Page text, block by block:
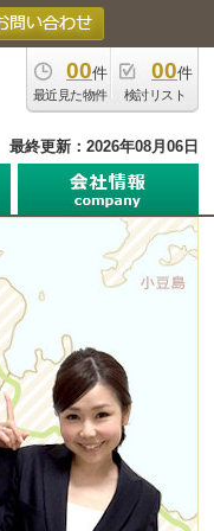
00件
最近見た物件
00件
検討リスト
最終更新：2026年08月06日